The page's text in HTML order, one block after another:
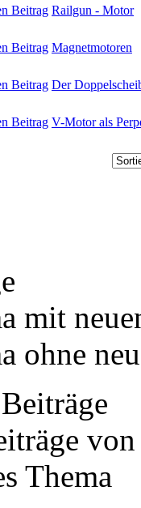
Railgun - Motor
Magnetmotoren
Der
V-Motor als
mit
ohne
Thema